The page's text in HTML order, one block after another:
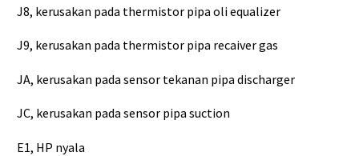
J8, kerusakan pada thermistor pipa oli equalizer
J9, kerusakan pada thermistor pipa recaiver gas
JA, kerusakan pada sensor tekanan pipa discharger
JC, kerusakan pada sensor pipa suction
E1, HP nyala